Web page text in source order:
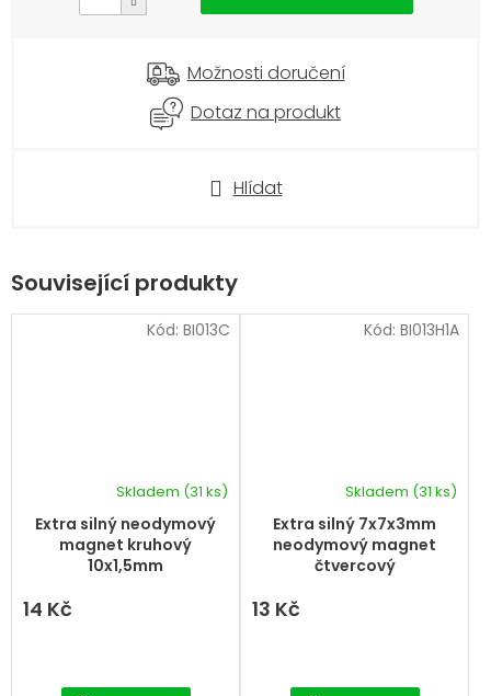
Hlídat
Možnosti doručení
Dotaz na produkt
Související produkty
Extra silný neodymový
magnet kruhový
10x1,5mm
Skladem (31 ks)
14 Kč
Kód: BI013C
Extra silný 7x7x3mm
neodymový magnet
čtvercový
Skladem (31 ks)
13 Kč
Kód: BI013H1A